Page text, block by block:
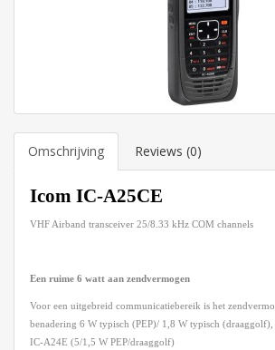
Omschrijving Reviews (0)
Icom IC-A25CE
VHF Airband transceiver 25/8.33 kHz COM channels
Een ruime 6 watt aan zendvermogen
Voor een uitgebreid communicatiebereik is het
benadering 6 W typisch (PEP)/ 1,8 W typisch
IC-A24E (5/1,5 W PEP/draaggolf)